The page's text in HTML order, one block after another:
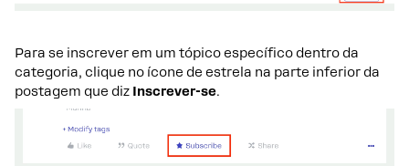
Para se inscrever em um tópico específico dentro da
categoria, clique no ícone de estrela na parte inferior da
postagem que diz Inscrever-se.